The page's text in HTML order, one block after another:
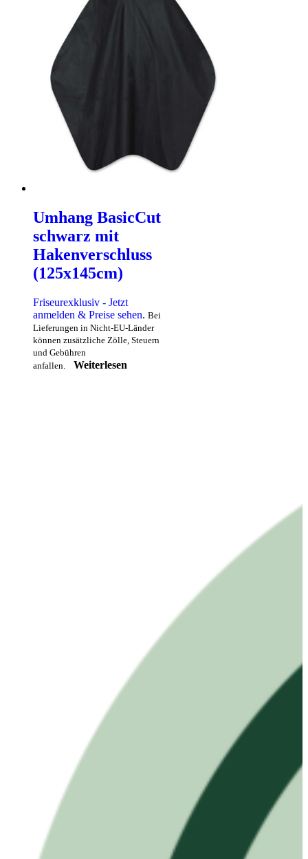
Umhang BasicCut
schwarz mit
Hakenverschluss
(125x145cm)
Friseurexklusiv - Jetzt
anmelden & Preise sehen. Bei
Lieferungen in Nicht-EU-Länder
können zusätzliche Zölle, Steuern
und Gebühren
anfallen.
Weiterlesen